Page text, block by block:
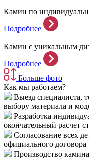
Камин по
Подробнее
Камин с уникальным
Подробнее
Больше фото
Как мы работаем?
Выезд специалиста,
выбору материала и
Разработка
окончательный расчет
Согласование всех
официального договора
Производство